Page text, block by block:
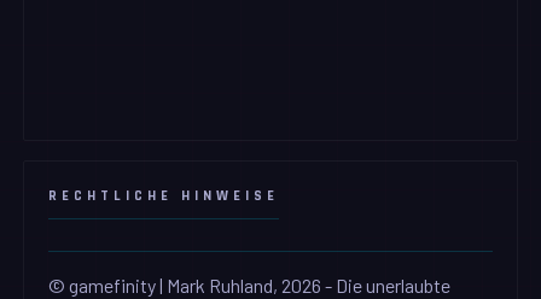
RECHTLICHE HINWEISE
© gamefinity | Mark Ruhland, 2026 - Die unerlaubte